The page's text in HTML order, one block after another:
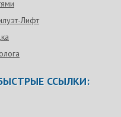
Лифт
ССЫЛКИ: